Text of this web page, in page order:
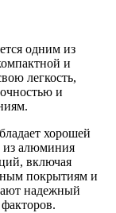
одним из
и
легкость,
и
хорошей
из алюминия
включая
покрытиям и
надежный